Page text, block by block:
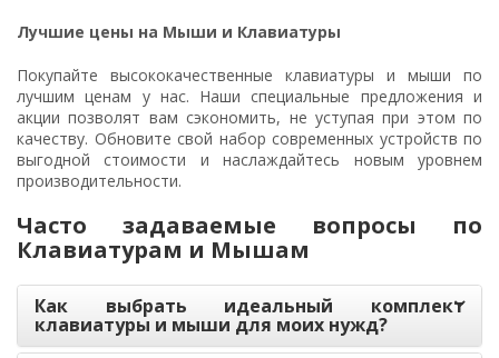
Лучшие цены на Мыши и Клавиатуры
Покупайте высококачественные клавиатуры и мыши по
лучшим ценам у нас. Наши специальные предложения и
акции позволят вам сэкономить, не уступая при этом по
качеству. Обновите свой набор современных устройств по
выгодной стоимости и наслаждайтесь новым уровнем
производительности.
Часто задаваемые вопросы по
Клавиатурам и Мышам
Как выбрать идеальный комплект
клавиатуры и мыши для моих нужд?